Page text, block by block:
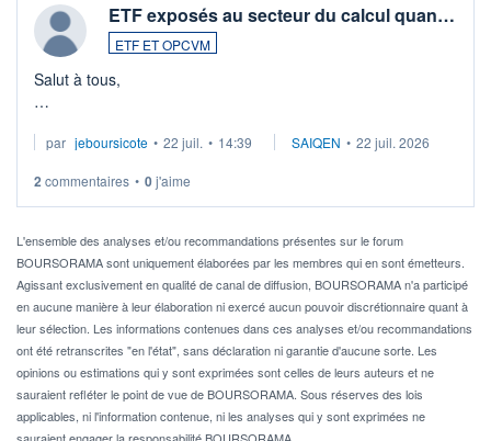
ETF exposés au secteur du calcul quan…
ETF ET OPCVM
Salut à tous,
via un ETF plutôt que des actions individuelles.
Idéalement, je voudrais qu'il soit éligible au PEA.
Pour l' ...
par jeboursicote • 22 juil. • 14:39 SAIQEN • 22 juil. 2026
2 commentaires • 0j'aime
L'ensemble des analyses et/ou recommandations présentes sur le forum
BOURSORAMA sont uniquement élaborées par les membres qui en sont émetteurs.
Agissant exclusivement en qualité de canal de diffusion, BOURSORAMA n'a participé
en aucune manière à leur élaboration ni exercé aucun pouvoir discrétionnaire quant à
leur sélection. Les informations contenues dans ces analyses et/ou recommandations
ont été retranscrites "en l'état", sans déclaration ni garantie d'aucune sorte. Les
opinions ou estimations qui y sont exprimées sont celles de leurs auteurs et ne
sauraient refléter le point de vue de BOURSORAMA. Sous réserves des lois
applicables, ni l'information contenue, ni les analyses qui y sont exprimées ne